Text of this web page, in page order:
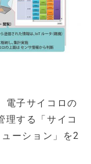
電子サイコロの
理する「サイコ
ーション」を2